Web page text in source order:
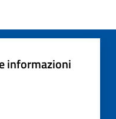
informazioni